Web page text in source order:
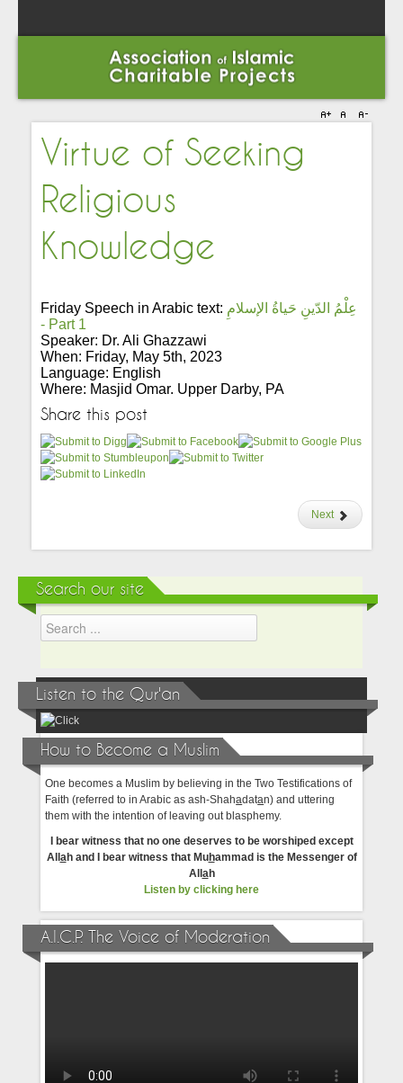
Virtue of Seeking
Religious
Knowledge
Friday Speech in Arabic text: عِلْمُ الدّينِ حَياةُ الإسلامِ
- Part 1
Speaker: Dr. Ali Ghazzawi
When: Friday, May 5th, 2023
Language: English
Where: Masjid Omar. Upper Darby, PA
Share this post
Next
Search our site
Listen to the Qur'an
How to Become a Muslim
One becomes a Muslim by believing in the Two Testifications of
Faith (referred to in Arabic as ash-Shahadatan) and uttering
them with the intention of leaving out blasphemy.
I bear witness that no one deserves to be worshiped except
All ah and I bear witness that Muhammad is the Messenger of
All ah
Listen by clicking here
A.I.C.P. The Voice of Moderation